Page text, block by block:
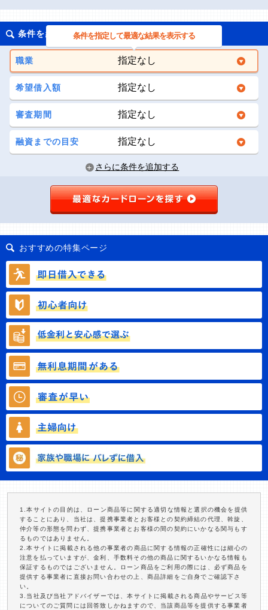
条件を絞り込んで探す条件を指定して最適な結果を表示する
職業
希望借入額
審査期間
融資までの目安
さらに条件を追加する
おすすめの特集ページ
1.本サイトの目的は、ローン商品等に関する適切な情報と選択の機会を提供
することにあり、当社は、提携事業者とお客様との契約締結の代理、斡旋、
仲介等の形態を問わず、提携事業者とお客様の間の契約にいかなる関与もす
るものではありません。
2.本サイトに掲載される他の事業者の商品に関する情報の正確性には細心の
注意を払っていますが、金利、手数料その他の商品に関するいかなる情報も
保証するものではございません。ローン商品をご利用の際には、必ず商品を
提供する事業者に直接お問い合わせの上、商品詳細をご自身でご確認下さ
い。
3.当社及び当社アドバイザーでは、本サイトに掲載される商品やサービス等
についてのご質問には回答致しかねますので、当該商品等を提供する事業者